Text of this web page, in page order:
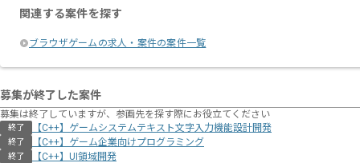
関連する案件を探す
ブラウザゲームの求人・案件の案件一覧
募集が終了した案件
募集は終了していますが、参画先を探す際にお役立てください
終了 【C++】ゲームシステムテキスト文字入力機能設計開発
終了 【C++】ゲーム企業向けプログラミング
終了 【C++】UI領域開発